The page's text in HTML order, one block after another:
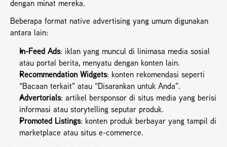
dengan minat mereka.
Beberapa format native advertising yang umum digunakan
antara lain:
In-Feed Ads: iklan yang muncul di linimasa media sosial
atau portal berita, menyatu dengan konten lain.
Recommendation Widgets: konten rekomendasi seperti
“Bacaan terkait” atau “Disarankan untuk Anda”.
Advertorials: artikel bersponsor di situs media yang berisi
informasi atau storytelling seputar produk.
Promoted Listings: konten produk berbayar yang tampil di
marketplace atau situs e-commerce.